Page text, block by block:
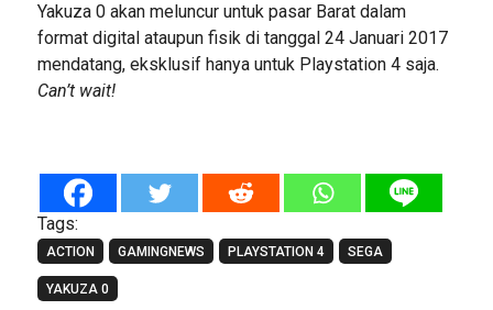
Yakuza 0 akan meluncur untuk pasar Barat dalam
format digital ataupun fisik di tanggal 24 Januari 2017
mendatang, eksklusif hanya untuk Playstation 4 saja.
Can’t wait!
Tags:
ACTION GAMINGNEWS PLAYSTATION 4 SEGA
YAKUZA 0